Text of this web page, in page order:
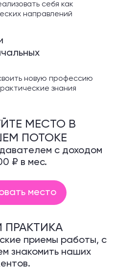
себя как
направлений
новую профессию
знания
МЕСТО В
ПОТОКЕ
с доходом
₽ в мес.
место
ПРАКТИКА
приемы работы, с
знакомить наших